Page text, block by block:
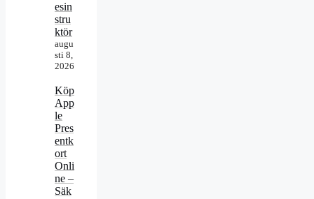
esin
stru
ktör
augu
sti 8,
2026
Köp
App
le
Pres
entk
ort
Onli
ne –
Säk